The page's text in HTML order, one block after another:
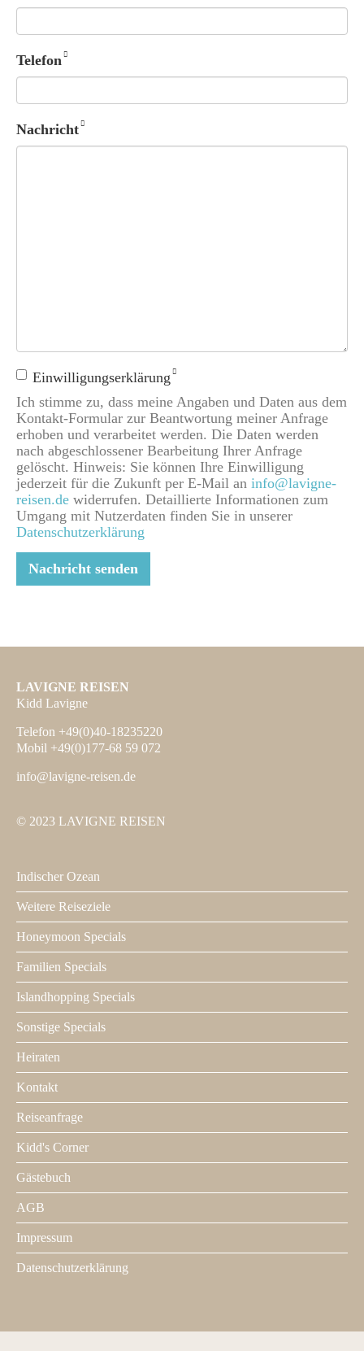
Telefon
Nachricht
Einwilligungserklärung
Ich stimme zu, dass meine Angaben und Daten aus dem
Kontakt-Formular zur Beantwortung meiner Anfrage
erhoben und verarbeitet werden. Die Daten werden
nach abgeschlossener Bearbeitung Ihrer Anfrage
gelöscht. Hinweis: Sie können Ihre Einwilligung
jederzeit für die Zukunft per E-Mail an info@lavigne-
reisen.de widerrufen. Detaillierte Informationen zum
Umgang mit Nutzerdaten finden Sie in unserer
Datenschutzerklärung
Nachricht senden
LAVIGNE REISEN
Kidd Lavigne
Telefon +49(0)40-18235220
Mobil +49(0)177-68 59 072
info@lavigne-reisen.de
© 2023 LAVIGNE REISEN
Footer
1
Indischer Ozean
Weitere Reiseziele
Honeymoon Specials
Familien Specials
Islandhopping Specials
Sonstige Specials
Heiraten
Footer
2
Kontakt
Reiseanfrage
Kidd's Corner
Gästebuch
AGB
Impressum
Datenschutzerklärung